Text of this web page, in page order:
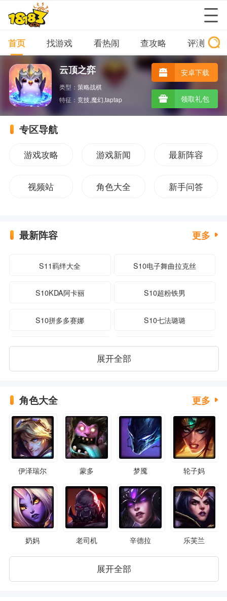
首页 找游戏 看热闹 查攻略 评测
云顶之弈
类型：策略战棋
特征：竞技,魔幻,taptap
安卓下载
领取礼包
专区导航
游戏攻略 游戏新闻 最新阵容
视频站 角色大全 新手问答
最新阵容 更多
S11羁绊大全 S10电子舞曲拉克丝
S10KDA阿卡丽 S10超粉铁男
S10拼多多赛娜 S10七法璐璐
S10电子火影劫 S10刀锋锐雯
S10赌老鼠 S10赌金克丝
S10超粉死歌
S10拼多多女枪
S10音刺永恩阵容 S10 542卡牌
S10音刺卡特 S10死歌阿卡丽阵容
S10乡村莎弥拉阵容 S10法师安妮阵容
S10爵士95阵容 打气盖伦阵容搭配图
展开全部
角色大全 更多
伊泽瑞尔 蒙多 梦魇 轮子妈
奶妈 老司机 辛德拉 乐芙兰
展开全部